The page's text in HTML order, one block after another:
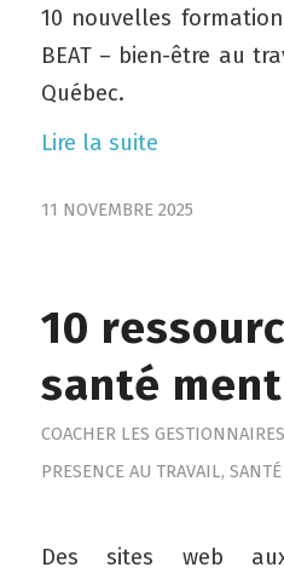
10 nouvelles
BEAT – bien-être au
Québec.
Lire la suite
11 NOVEMBRE 2025
10
santé
COACHER LES GESTIONNAIRES
PRESENCE AU TRAVAIL, SANTÉ
Des sites web